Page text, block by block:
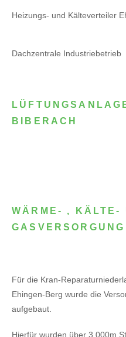
Heizungs- und Kälteverteiler
Dachzentrale Industriebetrieb
BIBERACH
WÄRME- , KÄLTE-
Für die Kran-
Ehingen-Berg wurde die
aufgebaut.
Hierfür wurden über 3.000m